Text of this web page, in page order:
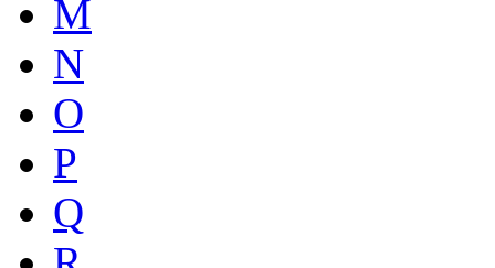
M
N
O
P
Q